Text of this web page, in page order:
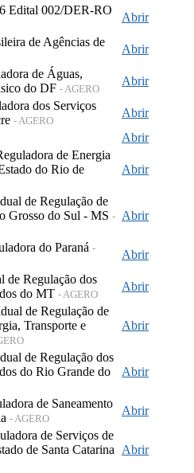
Edital 002/DER-RO
Abrir
de Agências de
Abrir
de Águas,
do DF - AGERO
Abrir
dos Serviços
- AGERO
Abrir
Abrir
de Energia
do Rio de
Abrir
de Regulação de
Grosso do Sul - MS - Abrir
do Paraná -
Abrir
de Regulação dos
do MT - AGERO
Abrir
de Regulação de
Transporte e
Abrir
de Regulação dos
do Rio Grande do
Abrir
de Saneamento
- AGERO
Abrir
de Serviços de
de Santa Catarina
Abrir